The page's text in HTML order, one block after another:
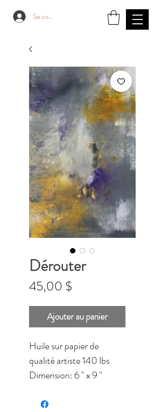
Se connecter
Dérouter
45,00 $
Ajouter au panier
Huile sur papier de
qualité artiste 140 lbs
Dimension: 6 '' x 9 ''
Sans cadre